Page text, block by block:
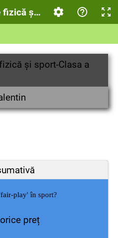
și sport-Clasa a VII-a
și sport-Clasa a
play' în sport?
preț